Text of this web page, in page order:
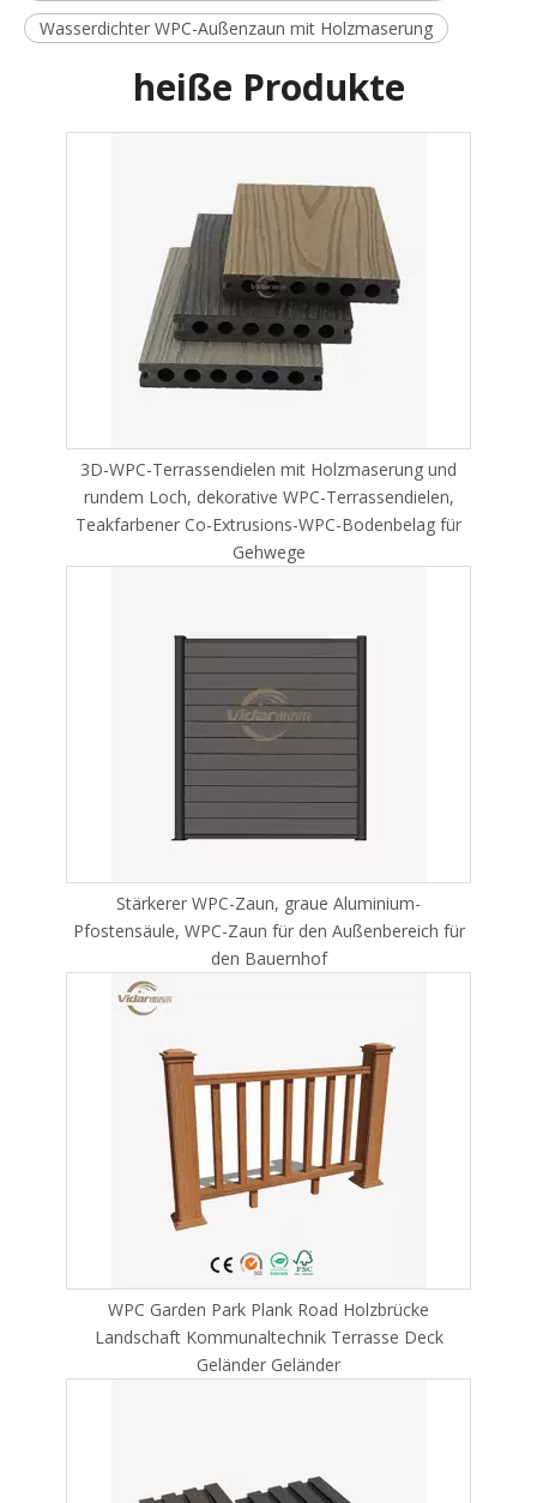
Wasserdichter WPC-Außenzaun mit Holzmaserung
heiße Produkte
3D-WPC-Terrassendielen mit Holzmaserung und
rundem Loch, dekorative WPC-Terrassendielen,
Teakfarbener Co-Extrusions-WPC-Bodenbelag für
Gehwege
Stärkerer WPC-Zaun, graue Aluminium-
Pfostensäule, WPC-Zaun für den Außenbereich für
den Bauernhof
WPC Garden Park Plank Road Holzbrücke
Landschaft Kommunaltechnik Terrasse Deck
Geländer Geländer